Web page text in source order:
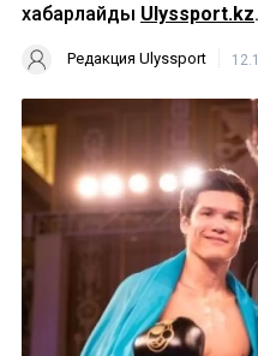
хабарлайды Ulyssport.kz.
Редакция Ulyssport